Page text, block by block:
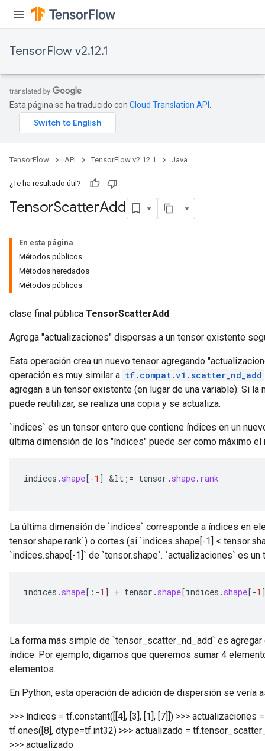
TensorFlow v2.12.1
Esta página se ha traducido con Cloud Translation API
TensorFlow API TensorFlow v2.12.1 Java
¿Te ha resultado útil?
TensorScatterAdd
En esta página
Métodos públicos
Métodos heredados
Métodos públicos
clase final pública TensorScatterAdd
Agrega "actualizaciones" dispersas a un tensor existente
Esta operación crea un nuevo tensor agregando
operación es muy similar a tf.compat.v1.scatter_nd_add
agregan a un tensor existente (en lugar de una variable). Si
puede reutilizar, se realiza una copia y se actualiza.
`indices` es un tensor entero que contiene índices en un
última dimensión de los "índices" puede ser como máximo el
indices . shape[-1 ] &lt ; = tensor . shape. rank
La última dimensión de `indices` corresponde a índices en
tensor.shape.rank`) o cortes (si `indices.shape[-1] <
`indices.shape[-1]` de `tensor.shape`. `actualizaciones` es un
indices . shape[ : -1 ] + tensor . shape[indices . shape[-1
La forma más simple de `tensor_scatter_nd_add` es
índice. Por ejemplo, digamos que queremos sumar 4
elementos.
En Python, esta operación de adición de dispersión se vería
>>> índices = tf.constant([[4], [3], [1], [7]]) >>> actualizaciones
tf.ones([8], dtype=tf.int32) >>> actualizado =
>>> actualizado